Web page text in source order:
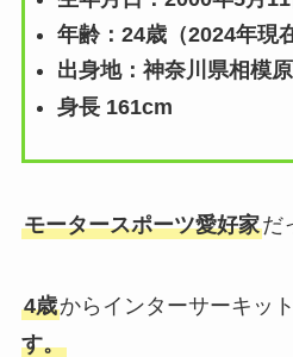
年齢：24歳（2024年現
出身地：神奈川県相模
身長 161cm
モータースポーツ愛好家だ
4歳からインターサーキッ
す。